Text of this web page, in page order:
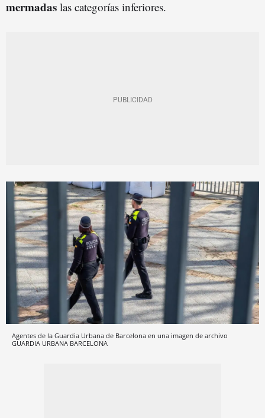
mermadas las categorías inferiores.
Agentes de la Guardia Urbana de Barcelona en una imagen de archivo
GUARDIA URBANA BARCELONA